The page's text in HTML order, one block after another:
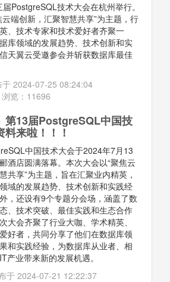
PostgreSQL技术大会在杭州举行。
端创新，汇聚智慧共享”为主题，行
、技术专家和技术爱好者齐聚一
库领域的发展趋势、技术创新和实
天翼云受邀参会并斩获数据库最佳
2024-07-25 08:24:04
浏览： 11696
第13届PostgreSQL中国技
来啦！！！
中国技术大会于2024年7月13
酒店圆满落幕。本次大会以“聚焦云
共享”为主题，旨在汇聚业内精英，
域的发展趋势、技术创新和实践经
，还设有9个专题分会场，涵盖了数
、技术突破、最佳实践和生态合作
大会齐聚了行业大咖、学术精英、
好者，共同分享了他们在数据库领
和实践经验，为数据库从业者、相
产业带来新的发展机遇。
于 2024-07-21 12:22:37